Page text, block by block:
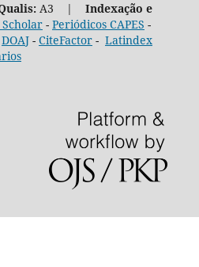
A3 | Indexação e
Scholar- Periódicos CAPES -
DOAJ- CiteFactor- Latindex